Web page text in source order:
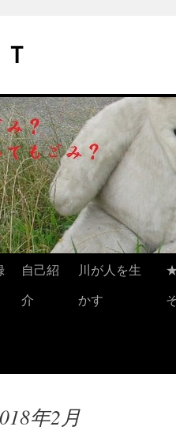
自己紹
介
川が人を生
かす
年2月